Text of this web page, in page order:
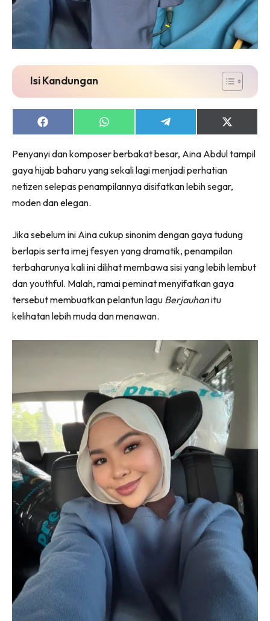
Isi Kandungan
Share
on
Share
on
Share
on
Share
on
(Twitter)
Penyanyi dan komposer berbakat besar, Aina Abdul tampil
gaya hijab baharu yang sekali lagi menjadi perhatian
netizen selepas penampilannya disifatkan lebih segar,
moden dan elegan.
Jika sebelum ini Aina cukup sinonim dengan gaya tudung
berlapis serta imej fesyen yang dramatik, penampilan
terbaharunya kali ini dilihat membawa sisi yang lebih lembut
dan youthful. Malah, ramai peminat menyifatkan gaya
tersebut membuatkan pelantun lagu Berjauhanitu
kelihatan lebih muda dan menawan.